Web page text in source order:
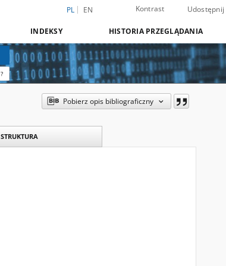
PL EN Kontrast Udostępnij
INDEKSY HISTORIA PRZEGLĄDANIA
?
Pobierz opis bibliograficzny
STRUKTURA